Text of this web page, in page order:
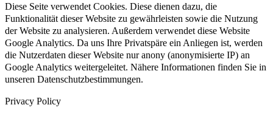
Diese Seite verwendet Cookies. Diese dienen dazu, die
Funktionalität dieser Website zu gewährleisten sowie die Nutzung
der Website zu analysieren. Außerdem verwendet diese Website
Google Analytics. Da uns Ihre Privatspäre ein Anliegen ist, werden
die Nutzerdaten dieser Website nur anony (anonymisierte IP) an
Google Analytics weitergeleitet. Nähere Informationen finden Sie in
unseren Datenschutzbestimmungen.
Privacy Policy